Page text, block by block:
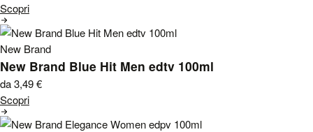
Scopri
New Brand
New Brand Blue Hit Men edtv 100ml
da 3,49€
Scopri